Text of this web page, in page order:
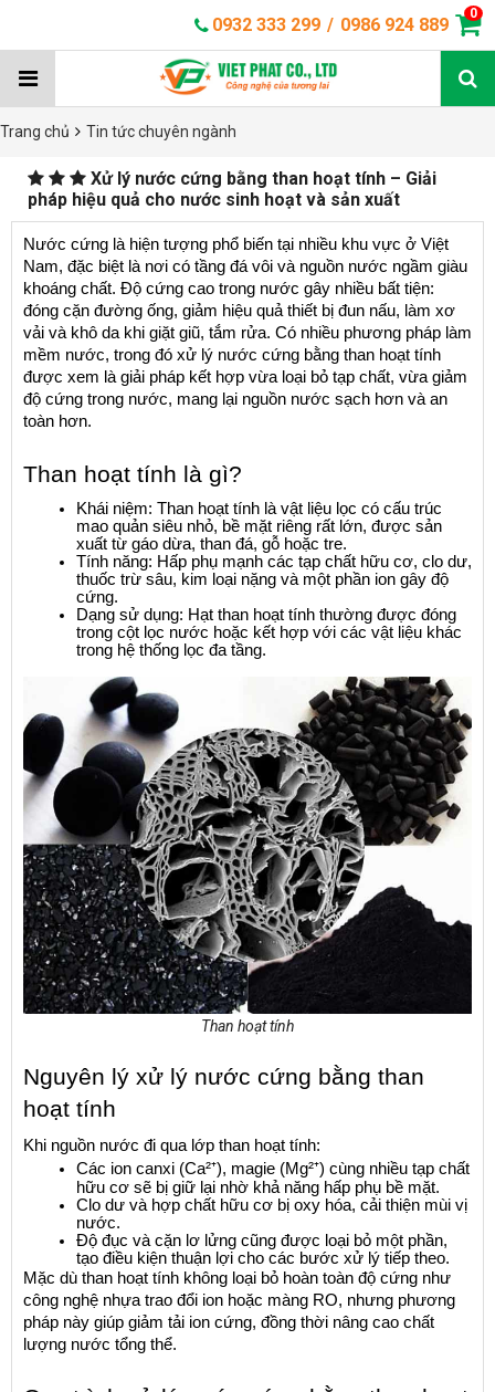
0932 333 299 / 0986 924 889
0
Trang chủ Tin tức chuyên ngành
Xử lý nước cứng bằng than hoạt tính – Giải
pháp hiệu quả cho nước sinh hoạt và sản xuất
Nước cứng là hiện tượng phổ biến tại nhiều khu vực ở Việt
Nam, đặc biệt là nơi có tầng đá vôi và nguồn nước ngầm giàu
khoáng chất. Độ cứng cao trong nước gây nhiều bất tiện:
đóng cặn đường ống, giảm hiệu quả thiết bị đun nấu, làm xơ
vải và khô da khi giặt giũ, tắm rửa. Có nhiều phương pháp làm
mềm nước, trong đó xử lý nước cứng bằng than hoạt tính
được xem là giải pháp kết hợp vừa loại bỏ tạp chất, vừa giảm
độ cứng trong nước, mang lại nguồn nước sạch hơn và an
toàn hơn.
Than hoạt tính là gì?
Khái niệm: Than hoạt tính là vật liệu lọc có cấu trúc
mao quản siêu nhỏ, bề mặt riêng rất lớn, được sản
xuất từ gáo dừa, than đá, gỗ hoặc tre.
Tính năng: Hấp phụ mạnh các tạp chất hữu cơ, clo dư,
thuốc trừ sâu, kim loại nặng và một phần ion gây độ
cứng.
Dạng sử dụng: Hạt than hoạt tính thường được đóng
trong cột lọc nước hoặc kết hợp với các vật liệu khác
trong hệ thống lọc đa tầng.
Than hoạt tính
Nguyên lý xử lý nước cứng bằng than
hoạt tính
Khi nguồn nước đi qua lớp than hoạt tính:
Các ion canxi (Ca²⁺), magie (Mg²⁺) cùng nhiều tạp chất
hữu cơ sẽ bị giữ lại nhờ khả năng hấp phụ bề mặt.
Clo dư và hợp chất hữu cơ bị oxy hóa, cải thiện mùi vị
nước.
Độ đục và cặn lơ lửng cũng được loại bỏ một phần,
tạo điều kiện thuận lợi cho các bước xử lý tiếp theo.
Mặc dù than hoạt tính không loại bỏ hoàn toàn độ cứng như
công nghệ nhựa trao đổi ion hoặc màng RO, nhưng phương
pháp này giúp giảm tải ion cứng, đồng thời nâng cao chất
lượng nước tổng thể.